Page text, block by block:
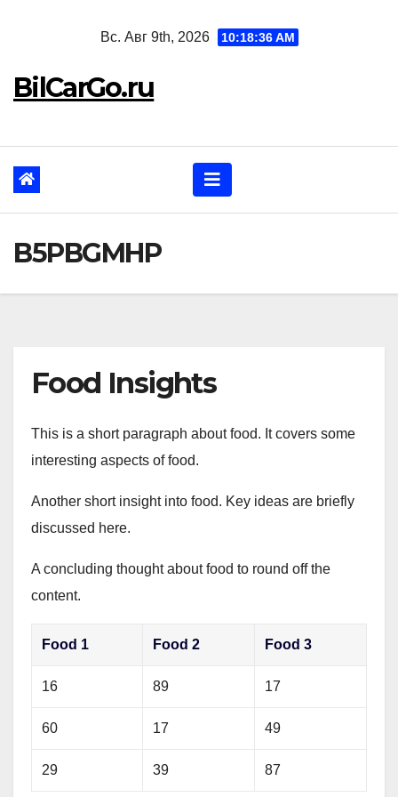
Вс. Авг 9th, 2026 10:18:37 AM
BilCarGo.ru
B5PBGMHP
Food Insights
This is a short paragraph about food. It covers some
interesting aspects of food.
Another short insight into food. Key ideas are briefly
discussed here.
A concluding thought about food to round off the
content.
Food 1 Food 2 Food 3
16 89 17
60 17 49
29 39 87